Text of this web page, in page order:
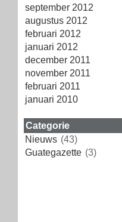
september 2012
augustus 2012
februari 2012
januari 2012
december 2011
november 2011
februari 2011
januari 2010
Categorie
Nieuws (43)
Guategazette (3)